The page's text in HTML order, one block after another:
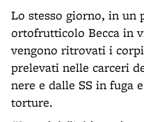
Lo stesso giorno, in un
ortofrutticolo Becca in
vengono ritrovati i
prelevati nelle carceri
nere e dalle SS in fuga
torture.